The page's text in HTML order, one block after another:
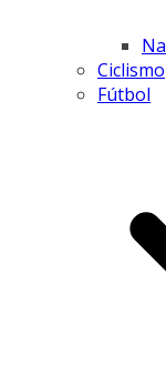
Ciclismo
Fútbol